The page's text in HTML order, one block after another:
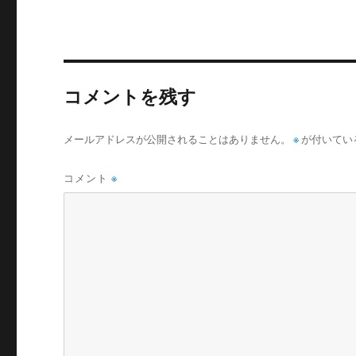
コメントを残す
メールアドレスが公開されることはありません。 ※ が付いて
コメント※